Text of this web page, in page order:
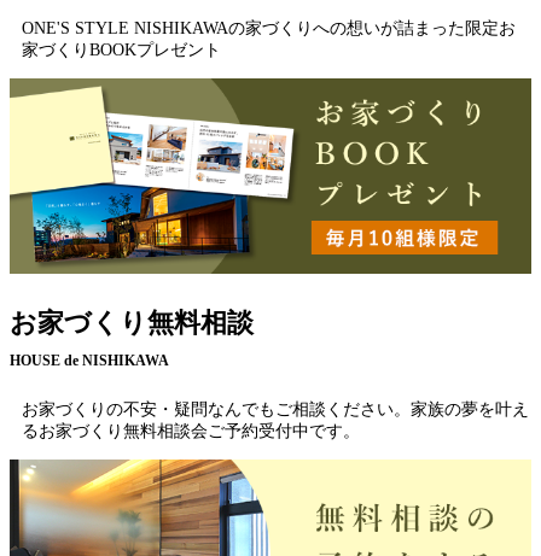
ONE'S STYLE NISHIKAWAの家づくりへの想いが詰まった限定お
家づくりBOOKプレゼント
お家づくり無料相談
HOUSE de NISHIKAWA
お家づくりの不安・疑問なんでもご相談ください。家族の夢を叶え
るお家づくり無料相談会ご予約受付中です。